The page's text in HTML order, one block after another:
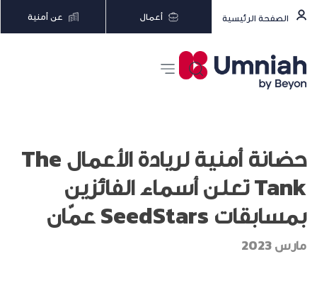
الصفحة الرئيسية أعمال عن أمنية
حضانة أمنية لريادة الأعمال The
Tank تعلن أسماء الفائزين
بمسابقات SeedStars عمّان
مارس 2023